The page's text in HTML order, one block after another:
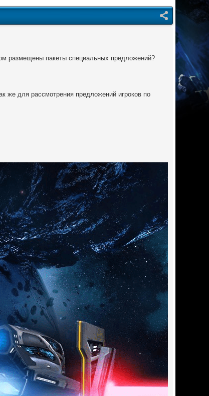
размещены пакеты специальных предложений?
же для рассмотрения предложений игроков по